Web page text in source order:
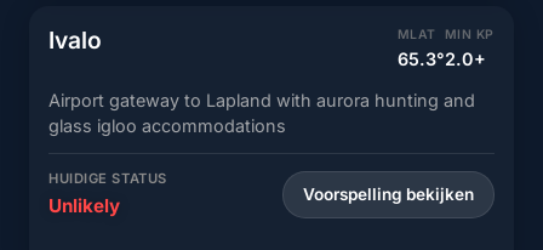
Ivalo MLAT
65.3°
MIN KP
2.0+
Airport gateway to Lapland with aurora hunting and
glass igloo accommodations
HUIDIGE STATUS
Unlikely Voorspelling bekijken